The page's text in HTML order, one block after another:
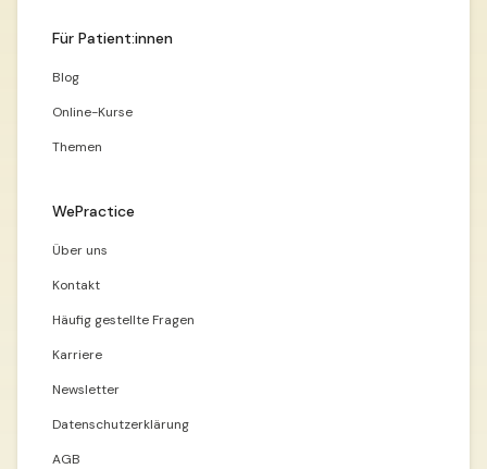
Für Patient:innen
Blog
Online-Kurse
Themen
WePractice
Über uns
Kontakt
Häufig gestellte Fragen
Karriere
Newsletter
Datenschutzerklärung
AGB